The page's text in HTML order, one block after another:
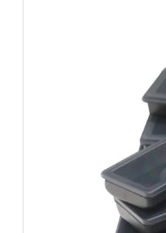
OLOVĚNÁ ZÁTĚŽ DELPHIN
CYBERBARBED S OTVOREM